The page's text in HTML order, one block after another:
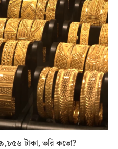
৯,৮৫৬ টাকা, ভরি কতো?